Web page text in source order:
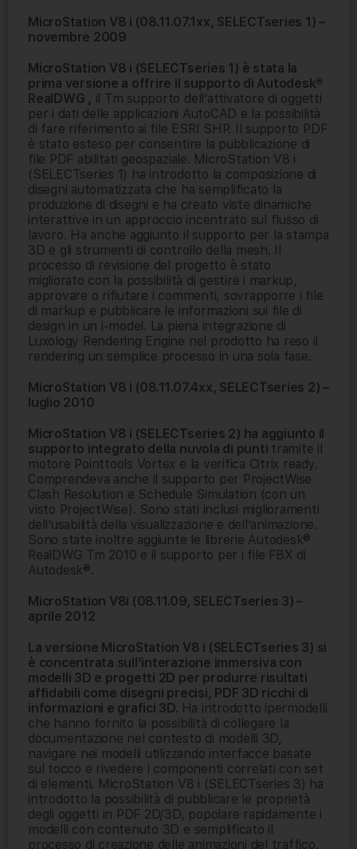
MicroStation V8 i (08.11.07.1xx, SELECTseries 1) –
novembre 2009
MicroStation V8 i (SELECTseries 1) è stata la
prima versione a offrire il supporto di Autodesk®
RealDWG , il Tm supporto dell’attivatore di oggetti
per i dati delle applicazioni AutoCAD e la possibilità
di fare riferimento ai file ESRI SHP. Il supporto PDF
è stato esteso per consentire la pubblicazione di
file PDF abilitati geospaziale. MicroStation V8 i
(SELECTseries 1) ha introdotto la composizione di
disegni automatizzata che ha semplificato la
produzione di disegni e ha creato viste dinamiche
interattive in un approccio incentrato sul flusso di
lavoro. Ha anche aggiunto il supporto per la stampa
3D e gli strumenti di controllo della mesh. Il
processo di revisione del progetto è stato
migliorato con la possibilità di gestire i markup,
approvare o rifiutare i commenti, sovrapporre i file
di markup e pubblicare le informazioni sui file di
design in un i-model. La piena integrazione di
Luxology Rendering Engine nel prodotto ha reso il
rendering un semplice processo in una sola fase.
MicroStation V8 i (08.11.07.4xx, SELECTseries 2) –
luglio 2010
MicroStation V8 i (SELECTseries 2) ha aggiunto il
supporto integrato della nuvola di punti tramite il
motore Pointtools Vortex e la verifica Citrix ready.
Comprendeva anche il supporto per ProjectWise
Clash Resolution e Schedule Simulation (con un
visto ProjectWise). Sono stati inclusi miglioramenti
dell’usabilità della visualizzazione e dell’animazione.
Sono state inoltre aggiunte le librerie Autodesk®
RealDWG Tm 2010 e il supporto per i file FBX di
Autodesk®.
MicroStation V8i (08.11.09, SELECTseries 3) –
aprile 2012
La versione MicroStation V8 i (SELECTseries 3) si
è concentrata sull’interazione immersiva con
modelli 3D e progetti 2D per produrre risultati
affidabili come disegni precisi, PDF 3D ricchi di
informazioni e grafici 3D. Ha introdotto ipermodelli
che hanno fornito la possibilità di collegare la
documentazione nel contesto di modelli 3D,
navigare nei modelli utilizzando interfacce basate
sul tocco e rivedere i componenti correlati con set
di elementi. MicroStation V8 i (SELECTseries 3) ha
introdotto la possibilità di pubblicare le proprietà
degli oggetti in PDF 2D/3D, popolare rapidamente i
modelli con contenuto 3D e semplificato il
processo di creazione delle animazioni del traffico.